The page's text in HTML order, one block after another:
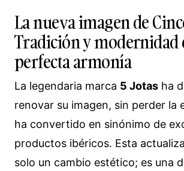
La nueva imagen de
Tradición y modernidad
perfecta armonía
La legendaria marca 5 Jotas ha
renovar su imagen, sin perder la
ha convertido en sinónimo de
productos ibéricos. Esta
solo un cambio estético; es una